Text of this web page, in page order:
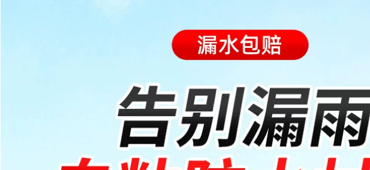
Vật liệu chống thấm
và chống dột mái
nhà bungalow
mái và băng chống
dột mái giá băng
keo chống thấm
511,000